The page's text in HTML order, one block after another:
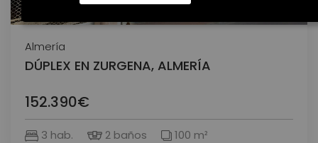
Almería
DÚPLEX EN ZURGENA, ALMERÍA
152.390€
3 hab. 2 baños 100 m²